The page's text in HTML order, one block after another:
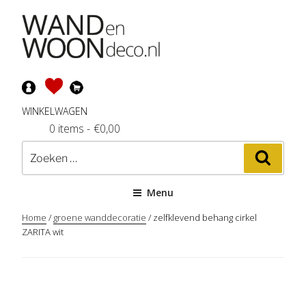
inhoud
WINKELWAGEN
- €0,00
0 items
Zoeken
naar:
Menu
Home / groene wanddecoratie / zelfklevend behang cirkel
ZARITA wit